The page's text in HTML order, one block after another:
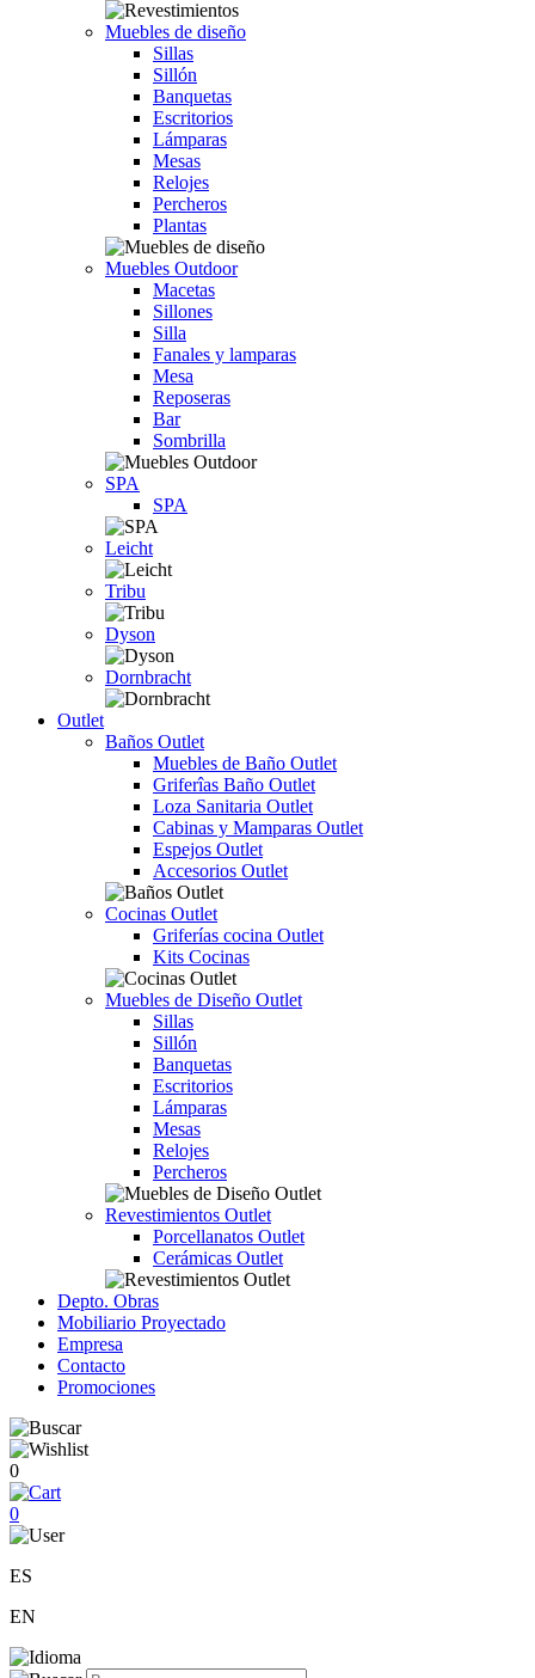
Muebles de diseño
Sillas
Sillón
Banquetas
Escritorios
Lámparas
Mesas
Relojes
Percheros
Plantas
Muebles Outdoor
Macetas
Sillones
Silla
Fanales y lamparas
Mesa
Reposeras
Bar
Sombrilla
SPA
SPA
Leicht
Tribu
Dyson
Dornbracht
Outlet
Baños Outlet
Muebles de Baño Outlet
Griferîas Baño Outlet
Loza Sanitaria Outlet
Cabinas y Mamparas Outlet
Espejos Outlet
Accesorios Outlet
Cocinas Outlet
Griferías cocina Outlet
Kits Cocinas
Muebles de Diseño Outlet
Sillas
Sillón
Banquetas
Escritorios
Lámparas
Mesas
Relojes
Percheros
Revestimientos Outlet
Porcellanatos Outlet
Cerámicas Outlet
Depto. Obras
Mobiliario Proyectado
Empresa
Contacto
Promociones
0
0
ES
EN